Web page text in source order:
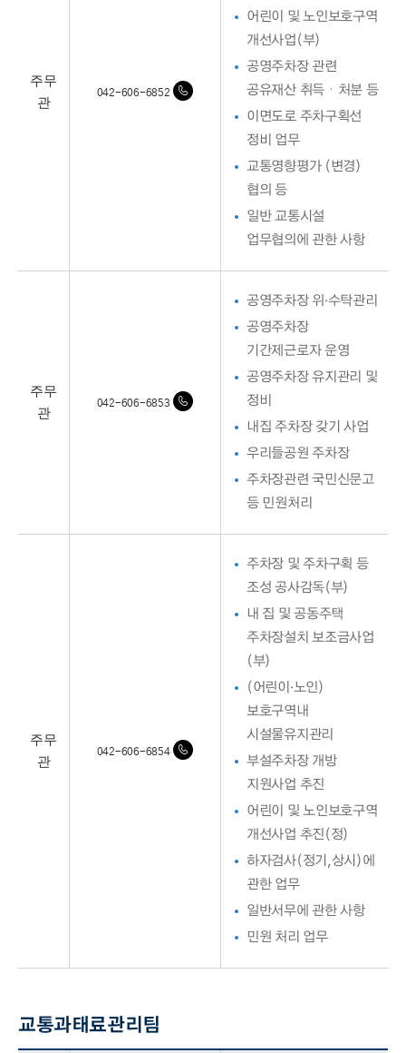
주무
관
042-606-6852
어린이 및 노인보호구역
개선사업(부)
공영주차장 관련
공유재산 취득ㆍ처분 등
이면도로 주차구획선
정비 업무
교통영향평가 (변경)
협의 등
일반 교통시설
업무협의에 관한 사항
주무
관
042-606-6853
공영주차장 위·수탁관리
공영주차장
기간제근로자 운영
공영주차장 유지관리 및
정비
내집 주차장 갖기 사업
우리들공원 주차장
주차장관련 국민신문고
등 민원처리
주무
관
042-606-6854
주차장 및 주차구획 등
조성 공사감독(부)
내 집 및 공동주택
주차장설치 보조금사업
(부)
(어린이·노인)
보호구역내
시설물유지관리
부설주차장 개방
지원사업 추진
어린이 및 노인보호구역
개선사업 추진(정)
하자검사(정기,상시)에
관한 업무
일반서무에 관한 사항
민원 처리 업무
교통과태료관리팀
교통과태료관리팀업무담당자의 정보로 직위, 전화번호, 담당업무를 안내하고 있습니다